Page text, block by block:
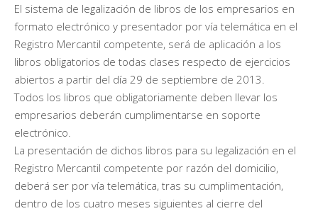
El sistema de legalización de libros de los empresarios en
formato electrónico y presentador por vía telemática en el
Registro Mercantil competente, será de aplicación a los
libros obligatorios de todas clases respecto de ejercicios
abiertos a partir del día 29 de septiembre de 2013.
Todos los libros que obligatoriamente deben llevar los
empresarios deberán cumplimentarse en soporte
electrónico.
La presentación de dichos libros para su legalización en el
Registro Mercantil competente por razón del domicilio,
deberá ser por vía telemática, tras su cumplimentación,
dentro de los cuatro meses siguientes al cierre del